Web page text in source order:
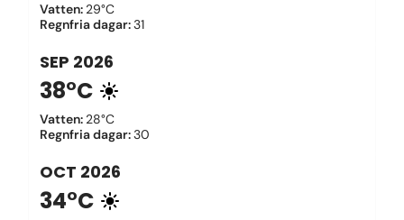
Vatten: 29°C
Regnfria dagar:31
SEP 2026
38°C
Vatten: 28°C
Regnfria dagar:30
OCT 2026
34°C